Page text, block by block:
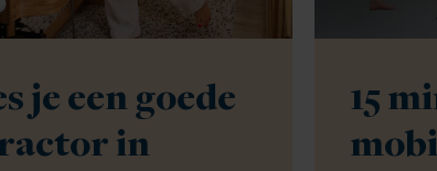
je een goede
in
15